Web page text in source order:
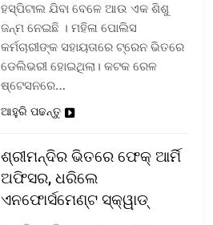
ହସ୍ପିଟାଲ ଯିବା ବେଳେ ଆଉ ଏକ ଶିଶୁ
ଜନ୍ମ ନେଇଛି । ମହିଳା ପୋଲିସ
କର୍ମଚାରୀଙ୍କ ସହାୟତାରେ ଟ୍ରେନ ଭିତରେ
ଡେଲିଭରୀ ହୋଇଥିଲା। କଟକ ରେଳ
ଷ୍ଟେସନରେ…
ଆହୁରି ପଢନ୍ତୁ
ଶ୍ରୀମନ୍ଦିର ଭିତରେ ଫେକ୍ ଆର୍ମି
ଅଫିସର, ଧରିଲେ
ଏନଫୋର୍ସମେଣ୍ଟ ସ୍କ୍ୱାଡ୍‌